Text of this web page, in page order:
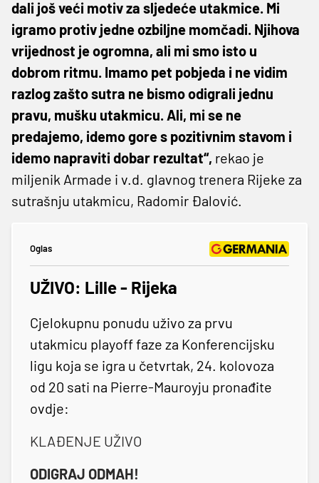
dali još veći motiv za sljedeće utakmice. Mi
igramo protiv jedne ozbiljne momčadi. Njihova
vrijednost je ogromna, ali mi smo isto u
dobrom ritmu. Imamo pet pobjeda i ne vidim
razlog zašto sutra ne bismo odigrali jednu
pravu, mušku utakmicu. Ali, mi se ne
predajemo, idemo gore s pozitivnim stavom i
idemo napraviti dobar rezultat“, rekao je
miljenik Armade i v.d. glavnog trenera Rijeke za
sutrašnju utakmicu, Radomir Đalović.
Oglas
UŽIVO: Lille - Rijeka
Cjelokupnu ponudu uživo za prvu
utakmicu playoff faze za Konferencijsku
ligu koja se igra u četvrtak, 24. kolovoza
od 20 sati na Pierre-Mauroyju pronađite
ovdje:
KLAĐENJE UŽIVO
ODIGRAJ ODMAH!